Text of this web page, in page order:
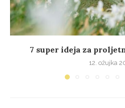
7 super ideja za
12. ožujka